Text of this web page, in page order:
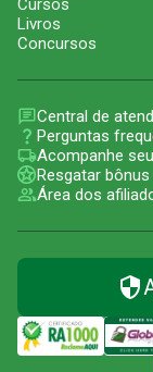
Livros
Concursos
Central de
Perguntas
Acompanhe
Resgatar bônus
Área dos